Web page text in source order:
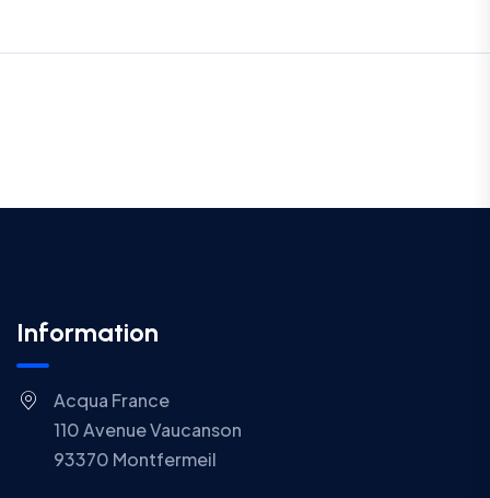
Information
Acqua France
110 Avenue Vaucanson
93370 Montfermeil